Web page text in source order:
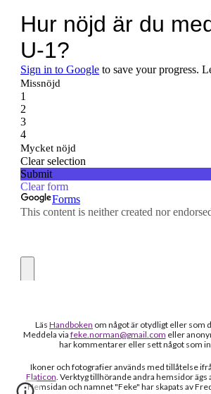
Läs Handboken om något är otydligt eller som
Meddela via feke.norman@gmail.com eller
har kommentarer eller sett något som
Ikoner och fotografier används med tillåtelse
Flaticon. Verktyg tillhörande andra hemsidor ägs
Hemsidan och namnet "Feke" har skapats av